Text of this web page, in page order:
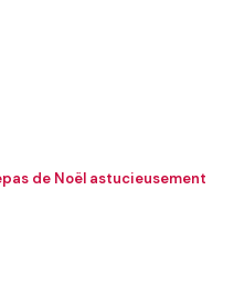
de Noël astucieusement